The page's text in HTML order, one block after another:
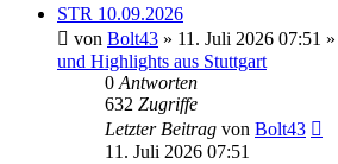
STR 10.09.2026
von Bolt43 » 11. Juli 2026 07:51
und Highlights aus Stuttgart
0 Antworten
632 Zugriffe
Letzter Beitrag von Bolt43
11. Juli 2026 07:51